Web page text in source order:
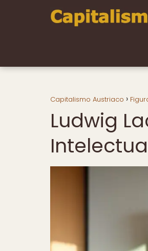
Capitalismo Austriaco
Ludwig